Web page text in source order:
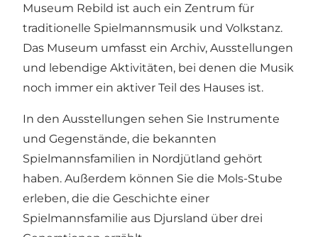
Museum Rebild ist auch ein Zentrum für
traditionelle Spielmannsmusik und Volkstanz.
Das Museum umfasst ein Archiv, Ausstellungen
und lebendige Aktivitäten, bei denen die Musik
noch immer ein aktiver Teil des Hauses ist.
In den Ausstellungen sehen Sie Instrumente
und Gegenstände, die bekannten
Spielmannsfamilien in Nordjütland gehört
haben. Außerdem können Sie die Mols-Stube
erleben, die die Geschichte einer
Spielmannsfamilie aus Djursland über drei